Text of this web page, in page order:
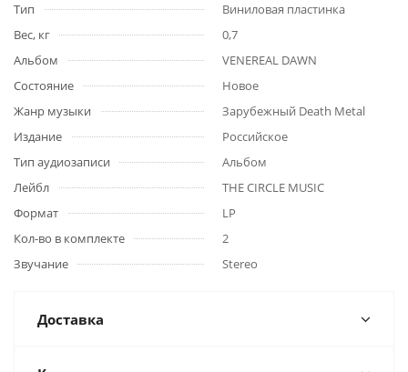
Тип
Виниловая пластинка
Вес, кг
0,7
Альбом
VENEREAL DAWN
Состояние
Новое
Жанр музыки
Зарубежный Death Metal
Издание
Российское
Тип аудиозаписи
Альбом
Лейбл
THE CIRCLE MUSIC
Формат
LP
Кол-во в комплекте
2
Звучание
Stereo
Доставка